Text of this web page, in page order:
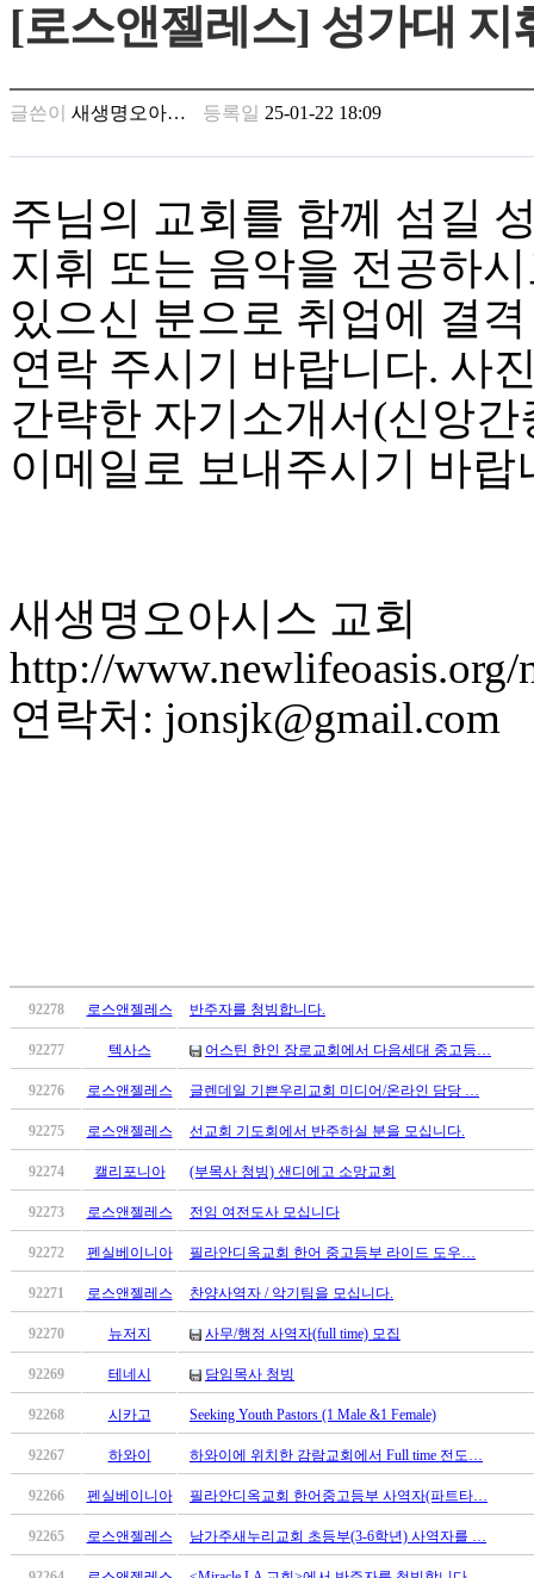
남
찾
은
꼴
크
키
주
minky
합
체
출
장
안
마
러
소
야
우
즐
성
비
기
약
임
중
코
e
스
신
노
트
[로스앤젤레스] 성가대 지
글쓴이 새생명오아… 등록일 25-01-22 18:09
주님의 교회를 함께 섬길
지휘 또는 음악을 전공하
있으신 분으로 취업에 결
연락 주시기 바랍니다. 사
간략한 자기소개서(신앙간
이메일로 보내주시기 바랍
새생명오아시스 교회
http://www.newlifeoasis.org/
연락처:
92278 로스앤젤레스 반주자를 청빙합니다.
92277 텍사스 어스틴 한인 장로교회에서 다음세대 중고등…
92276 로스앤젤레스 글렌데일 기쁜우리교회 미디어/온라인 담당 …
92275 로스앤젤레스 선교회 기도회에서 반주하실 분을 모십니다.
92274 캘리포니아 (부목사 청빙) 샌디에고 소망교회
92273 로스앤젤레스 전임 여전도사 모십니다
92272 펜실베이니아 필라안디옥교회 한어 중고등부 라이드 도우…
92271 로스앤젤레스 찬양사역자 / 악기팀을 모십니다.
92270 뉴저지 사무/행정 사역자(full time) 모집
92269 테네시 담임목사 청빙
92268 시카고 Seeking Youth Pastors (1 Male &1 Female)
92267 하와이 하와이에 위치한 감람교회에서 Full time 전도…
92266 펜실베이니아 필라안디옥교회 한어중고등부 사역자(파트타…
92265 로스앤젤레스 남가주새누리교회 초등부(3-6학년) 사역자를 …